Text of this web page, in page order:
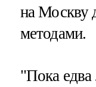
на Москву
методами.
"Пока едва